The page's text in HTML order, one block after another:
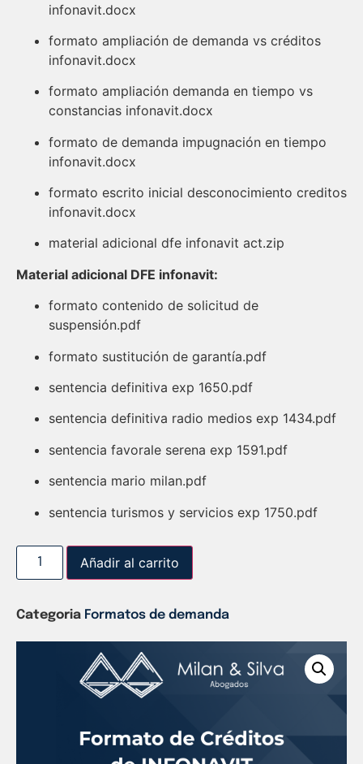
infonavit.docx
formato ampliación de demanda vs créditos
infonavit.docx
formato ampliación demanda en tiempo vs
constancias infonavit.docx
formato de demanda impugnación en tiempo
infonavit.docx
formato escrito inicial desconocimiento creditos
infonavit.docx
material adicional dfe infonavit act.zip
Material adicional DFE infonavit:
formato contenido de solicitud de
suspensión.pdf
formato sustitución de garantía.pdf
sentencia definitiva exp 1650.pdf
sentencia definitiva radio medios exp 1434.pdf
sentencia favorale serena exp 1591.pdf
sentencia mario milan.pdf
sentencia turismos y servicios exp 1750.pdf
Añadir al carrito
Categoria Formatos de demanda